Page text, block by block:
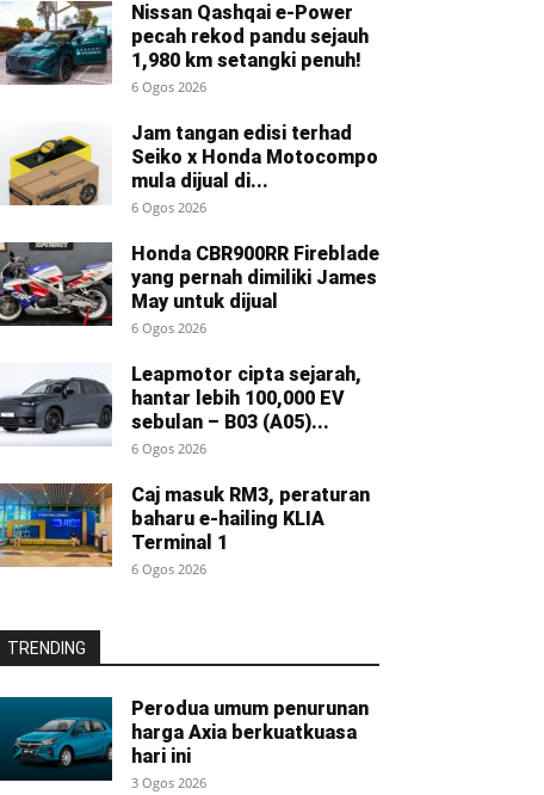
Nissan Qashqai e-Power
pecah rekod pandu sejauh
1,980 km setangki penuh!
6 Ogos 2026
Jam tangan edisi terhad
Seiko x Honda Motocompo
mula dijual di...
6 Ogos 2026
Honda CBR900RR Fireblade
yang pernah dimiliki James
May untuk dijual
6 Ogos 2026
Leapmotor cipta sejarah,
hantar lebih 100,000 EV
sebulan – B03 (A05)...
6 Ogos 2026
Caj masuk RM3, peraturan
baharu e-hailing KLIA
Terminal 1
6 Ogos 2026
TRENDING
Perodua umum penurunan
harga Axia berkuatkuasa
hari ini
3 Ogos 2026